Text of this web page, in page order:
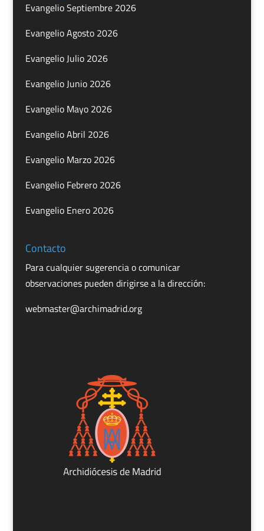
Evangelio Septiembre 2026
Evangelio Agosto 2026
Evangelio Julio 2026
Evangelio Junio 2026
Evangelio Mayo 2026
Evangelio Abril 2026
Evangelio Marzo 2026
Evangelio Febrero 2026
Evangelio Enero 2026
Contacto
Para cualquier sugerencia o comunicar
observaciones pueden dirigirse a la dirección:
webmaster@archimadrid.org